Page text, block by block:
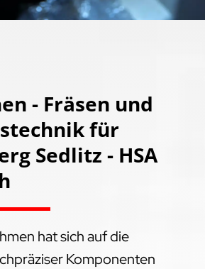
- Fräsen und
für
Sedlitz - HSA
hat sich auf die
Komponenten